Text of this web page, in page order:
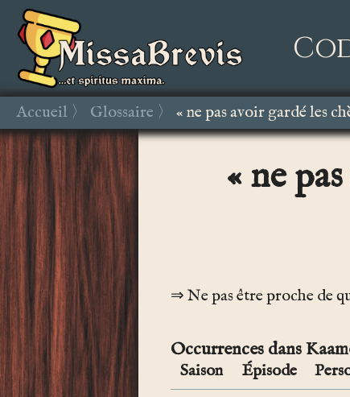
Accueil Glossaire « ne pas avoir gardé les
« ne
Ne pas être proche de
Occurrences dans
Saison Épisode